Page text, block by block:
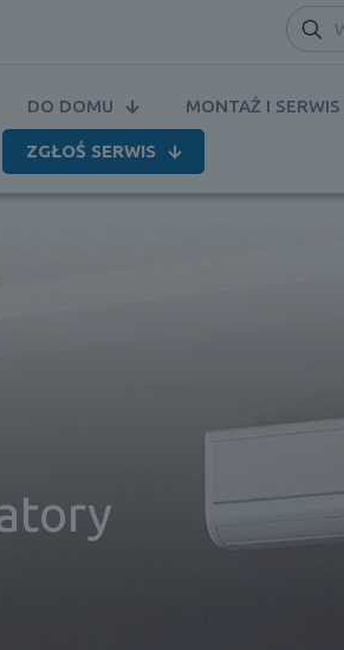
DO DOMU MONTAŻ I SERWIS
ZGŁOŚ SERWIS